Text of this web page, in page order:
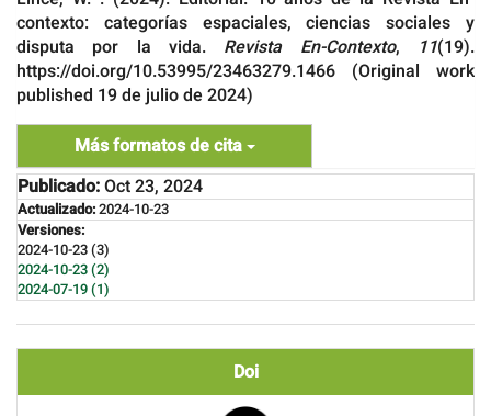
contexto: categorías espaciales, ciencias sociales y
disputa por la vida. Revista En-Contexto, 11(19).
https://doi.org/10.53995/23463279.1466 (Original work
published 19 de julio de 2024)
Más formatos de cita
Publicado:Oct 23, 2024
Actualizado:2024-10-23
Versiones:
2024-10-23 (3)
2024-10-23 (2)
2024-07-19 (1)
Doi